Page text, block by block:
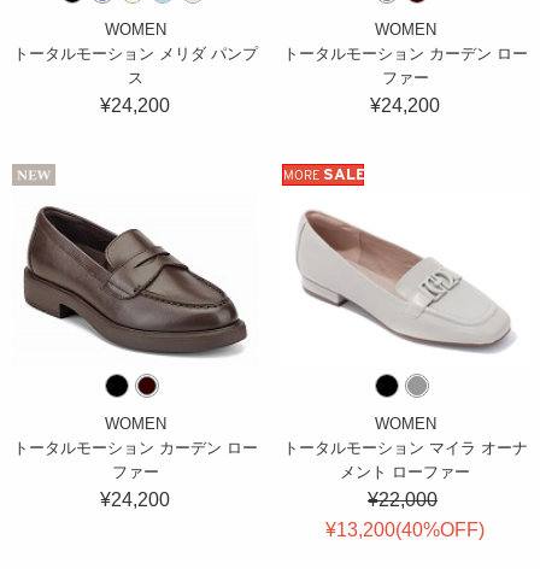
WOMEN
トータルモーション メリダ パンプ
ス
¥24,200
WOMEN
トータルモーション カーデン ロー
ファー
¥24,200
WOMEN
トータルモーション カーデン ロー
ファー
¥24,200
MORE SALE
WOMEN
トータルモーション マイラ オーナ
メント ローファー
¥22,000
¥13,200(40%OFF)